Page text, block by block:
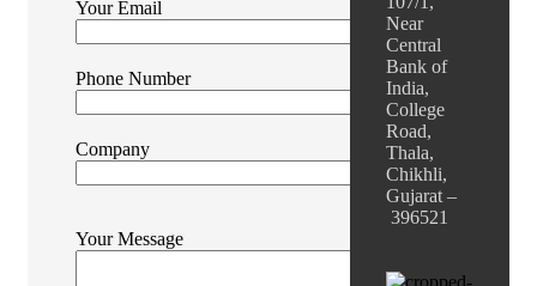
Your Email
Phone Number
Company
Your Message
Near
Central
Bank of
India,
College
Road,
Thala,
Chikhli,
Gujarat –
396521